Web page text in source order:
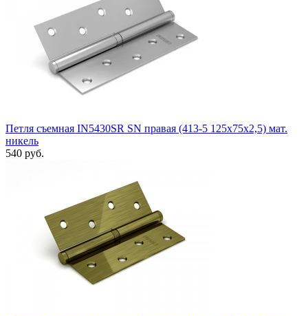
Петля съемная IN5430SR SN правая (413-5 125x75x2,5) мат.
никель
540 руб.